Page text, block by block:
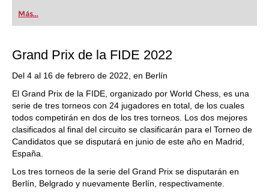
Más...
Grand Prix de la FIDE 2022
Del 4 al 16 de febrero de 2022, en Berlín
El Grand Prix de la FIDE, organizado por World Chess, es una
serie de tres torneos con 24 jugadores en total, de los cuales
todos competirán en dos de los tres torneos. Los dos mejores
clasificados al final del circuito se clasificarán para el Torneo de
Candidatos que se disputará en junio de este año en Madrid,
España.
Los tres torneos de la serie del Grand Prix se disputarán en
Berlín, Belgrado y nuevamente Berlín, respectivamente.